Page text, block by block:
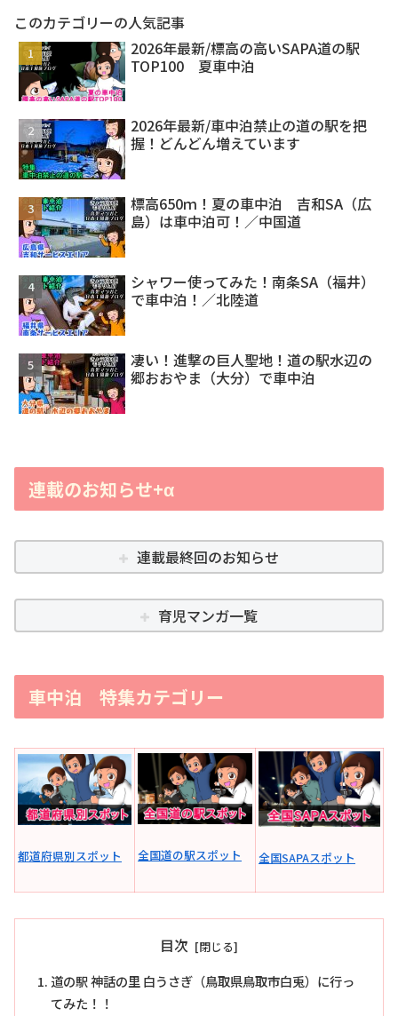
このカテゴリーの人気記事
2026年最新/標高の高いSAPA道の駅
TOP100 夏車中泊
2026年最新/車中泊禁止の道の駅を把
握！どんどん増えています
標高650ｍ！夏の車中泊 吉和SA（広
島）は車中泊可！／中国道
シャワー使ってみた！南条SA（福井）
で車中泊！／北陸道
凄い！進撃の巨人聖地！道の駅水辺の
郷おおやま（大分）で車中泊
連載のお知らせ+α
連載最終回のお知らせ
育児マンガ一覧
車中泊 特集カテゴリー
都道府県別スポット 全国道の駅スポット 全国SAPAスポット
目次
道の駅 神話の里 白うさぎ（鳥取県鳥取市白兎）に行っ
てみた！！